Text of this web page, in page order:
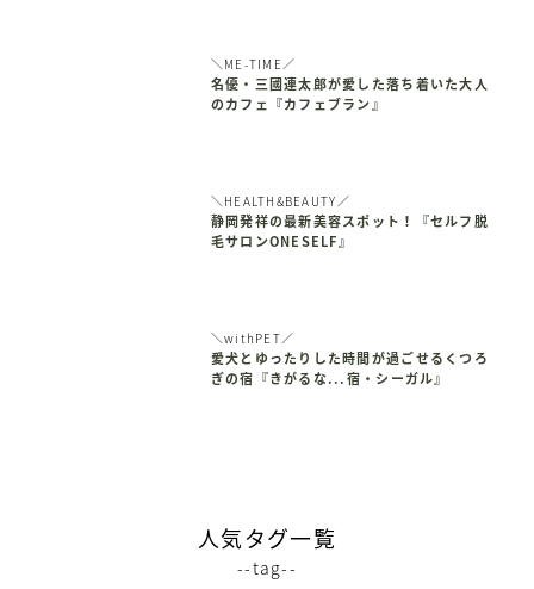
＼ME-TIME／
名優・三國連太郎が愛した落ち着いた大人
のカフェ『カフェブラン』
＼HEALTH&BEAUTY／
静岡発祥の最新美容スポット！『セルフ脱
毛サロンONESELF』
＼withPET／
愛犬とゆったりした時間が過ごせるくつろ
ぎの宿『きがるな...宿・シーガル』
人気タグ一覧
--tag--